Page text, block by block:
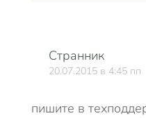
Странник
20.07.2015 в 4:45 пп
пишите в